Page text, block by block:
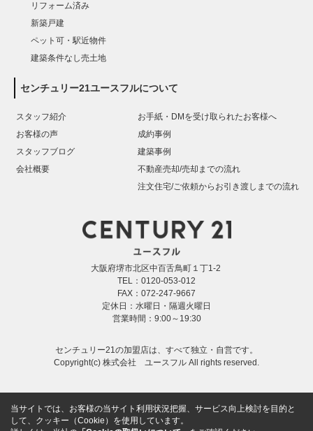
リフォーム済み
新築戸建
ペット可・駅近物件
建築条件なし売土地
センチュリー21ユースフルについて
スタッフ紹介
お客様の声
スタッフブログ
会社概要
お手紙・DMを受け取られたお客様へ
成約事例
建築事例
不動産売却/売却までの流れ
注文住宅/ご依頼からお引き渡しまでの流れ
大阪府堺市北区中百舌鳥町１丁1-2
TEL：0120-053-012
FAX：072-247-9667
定休日：水曜日・隔週火曜日
営業時間：9:00～19:30
センチュリー21の加盟店は、すべて独立・自営です。
Copyright(c) 株式会社 ユースフル All rights reserved.
当サイトでは、お客様の当サイト利用状況把握、サービス向上検討を目的と
して、クッキー（Cookie）を使用しています。